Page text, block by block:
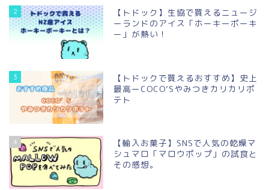
2
【トドック】生協で買えるニュージ
ーランドのアイス「ホーキーポーキ
ー」が熱い！
3
【トドックで買えるおすすめ】史上
最高ーCOCO’Sやみつきカリカリポ
テト
4
【輸入お菓子】SNSで人気の乾燥マ
シュマロ「マロウポップ」の試食と
その感想。